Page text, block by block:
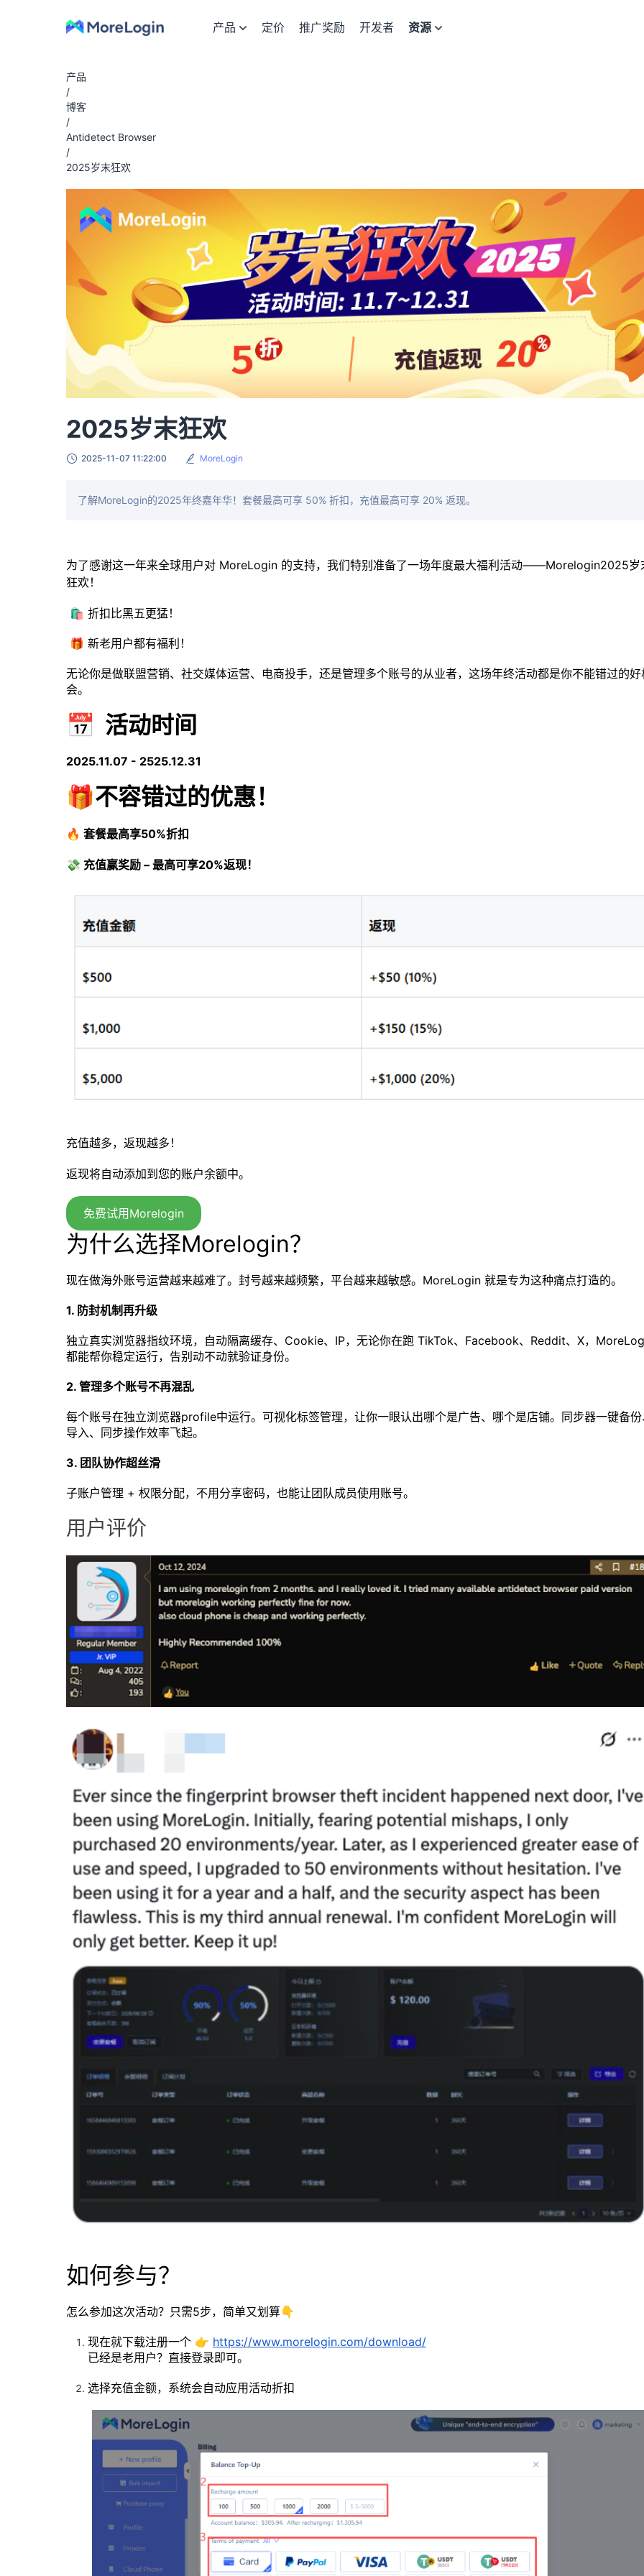
产品 定价 推广奖励 开发者 资源
产品
/
博客
/
Antidetect Browser
/
2025岁末狂欢
2025岁末狂欢
2025-11-07 11:22:00 MoreLogin
了解MoreLogin的2025年终嘉年华！套餐最高可享 50% 折扣，充值最高可享 20% 返现。
为了感谢这一年来全球用户对 MoreLogin 的支持，我们特别准备了一场年度最大福利活动——Morelogin2025岁
狂欢！
🛍️ 折扣比黑五更猛！
🎁 新老用户都有福利！
无论你是做联盟营销、社交媒体运营、电商投手，还是管理多个账号的从业者，这场年终活动都是你不能错过的好
会。
📅 活动时间
2025.11.07 - 2525.12.31
🎁不容错过的优惠！
🔥 套餐最高享50%折扣
💸 充值赢奖励 – 最高可享20%返现！
充值越多，返现越多！
返现将自动添加到您的账户余额中。
免费试用Morelogin
为什么选择Morelogin？
现在做海外账号运营越来越难了。封号越来越频繁，平台越来越敏感。MoreLogin 就是专为这种痛点打造的。
1. 防封机制再升级
独立真实浏览器指纹环境，自动隔离缓存、Cookie、IP，无论你在跑 TikTok、Facebook、Reddit、X，
都能帮你稳定运行，告别动不动就验证身份。
2. 管理多个账号不再混乱
每个账号在独立浏览器profile中运行。可视化标签管理，让你一眼认出哪个是广告、哪个是店铺。同步器一键备
导入、同步操作效率飞起。
3. 团队协作超丝滑
子账户管理 + 权限分配，不用分享密码，也能让团队成员使用账号。
用户评价
如何参与？
怎么参加这次活动？只需5步，简单又划算👇
现在就下载注册一个 👉 https://www.morelogin.com/download/
已经是老用户？直接登录即可。
选择充值金额，系统会自动应用活动折扣